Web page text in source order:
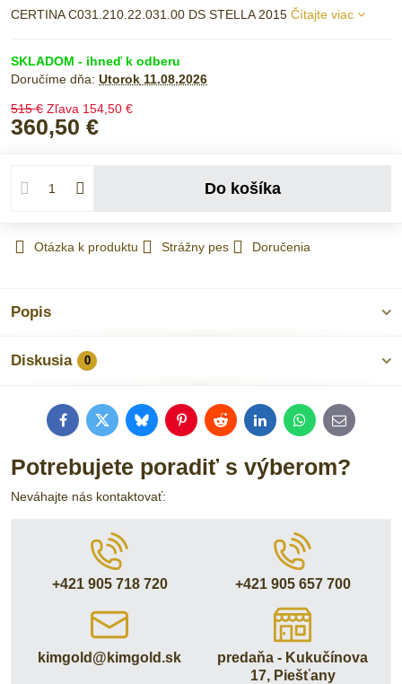
CERTINA C031.210.22.031.00 DS STELLA 2015 Čítajte viac
SKLADOM - ihneď k odberu
Doručíme dňa: Utorok 11.08.2026
515 € Zľava 154,50 €
360,50 €
Do košíka
Otázka k produktu Strážny pes Doručenia
Popis
Diskusia 0
FacebookTwitterBlueskyPinterestRedditLinkedInWhatsApp
E-
mail
Potrebujete poradiť s výberom?
Neváhajte nás kontaktovať:
+421 905 718 720 +421 905 657 700
kimgold​@kimgold​.sk
predaňa - Kukučínova
17, Piešťany